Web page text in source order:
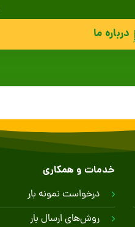
درباره ما
خدمات و همکاری
درخواست نمونه بار
روش‌های ارسال بار